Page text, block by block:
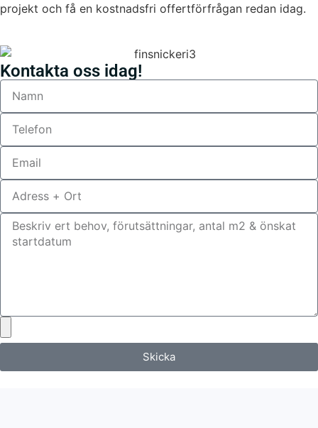
projekt och få en kostnadsfri offertförfrågan redan idag.
Kontakta oss idag!
Skicka